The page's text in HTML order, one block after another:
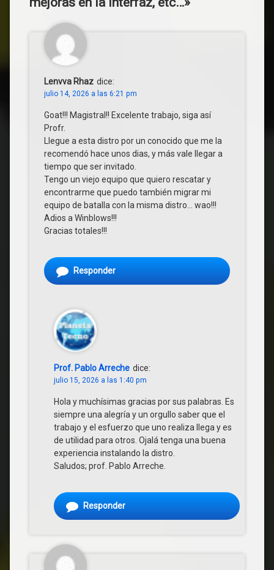
Lenvva Rhaz dice:
julio 14, 2026 a las 6:21 pm
Goat!!! Magistral!! Excelente trabajo, siga así
Profr.
Llegue a esta distro por un conocido que me la
recomendó hace unos dias, y más vale llegar a
tiempo que ser invitado.
Tengo un viejo equipo que quiero rescatar y
encontrarme que puedo también migrar mi
equipo de batalla con la misma distro… wao!!!
Adios a Winblows!!!
Gracias totales!!!
Responder
Prof. Pablo Arreche dice:
julio 15, 2026 a las 1:40 pm
Hola y muchísimas gracias por sus palabras. Es
siempre una alegría y un orgullo saber que el
trabajo y el esfuerzo que uno realiza llega y es
de utilidad para otros. Ojalá tenga una buena
experiencia instalando la distro.
Saludos; prof. Pablo Arreche.
Responder